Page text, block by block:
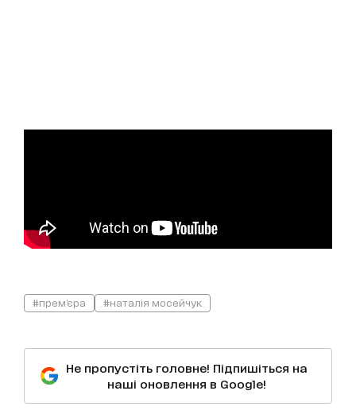
#прем'єра #наталія мосейчук
Не пропустіть головне! Підпишіться на
наші оновлення в Google!